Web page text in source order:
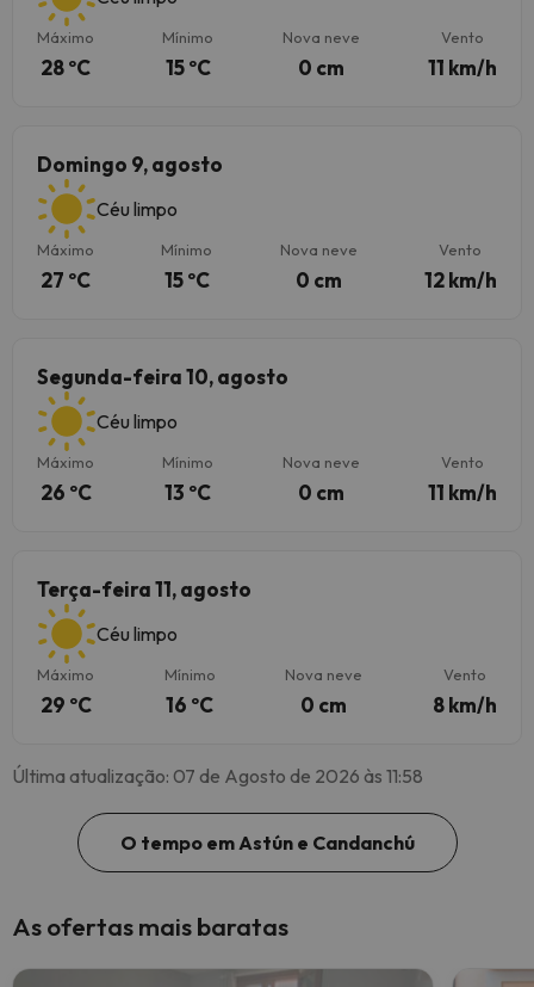
Máximo
28 ºC
Mínimo
15 ºC
Nova neve
0 cm
Vento
11 km/h
Domingo 9, agosto
Céu limpo
Máximo
27 ºC
Mínimo
15 ºC
Nova neve
0 cm
Vento
12 km/h
Segunda-feira 10, agosto
Céu limpo
Máximo
26 ºC
Mínimo
13 ºC
Nova neve
0 cm
Vento
11 km/h
Terça-feira 11, agosto
Céu limpo
Máximo
29 ºC
Mínimo
16 ºC
Nova neve
0 cm
Vento
8 km/h
Última atualização: 07 de Agosto de 2026 às 11:58
O tempo em Astún e Candanchú
As ofertas mais baratas